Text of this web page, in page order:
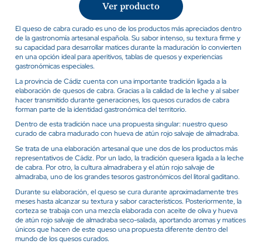
Ver producto
El queso de cabra curado es uno de los productos más apreciados dentro
de la gastronomía artesanal española. Su sabor intenso, su textura firme y
su capacidad para desarrollar matices durante la maduración lo convierten
en una opción ideal para aperitivos, tablas de quesos y experiencias
gastronómicas especiales.
La provincia de Cádiz cuenta con una importante tradición ligada a la
elaboración de quesos de cabra. Gracias a la calidad de la leche y al saber
hacer transmitido durante generaciones, los quesos curados de cabra
forman parte de la identidad gastronómica del territorio.
Dentro de esta tradición nace una propuesta singular: nuestro queso
curado de cabra madurado con hueva de atún rojo salvaje de almadraba.
Se trata de una elaboración artesanal que une dos de los productos más
representativos de Cádiz. Por un lado, la tradición quesera ligada a la leche
de cabra. Por otro, la cultura almadrabera y el atún rojo salvaje de
almadraba, uno de los grandes tesoros gastronómicos del litoral gaditano.
Durante su elaboración, el queso se cura durante aproximadamente tres
meses hasta alcanzar su textura y sabor característicos. Posteriormente, la
corteza se trabaja con una mezcla elaborada con aceite de oliva y hueva
de atún rojo salvaje de almadraba seco-salada, aportando aromas y matices
únicos que hacen de este queso una propuesta diferente dentro del
mundo de los quesos curados.